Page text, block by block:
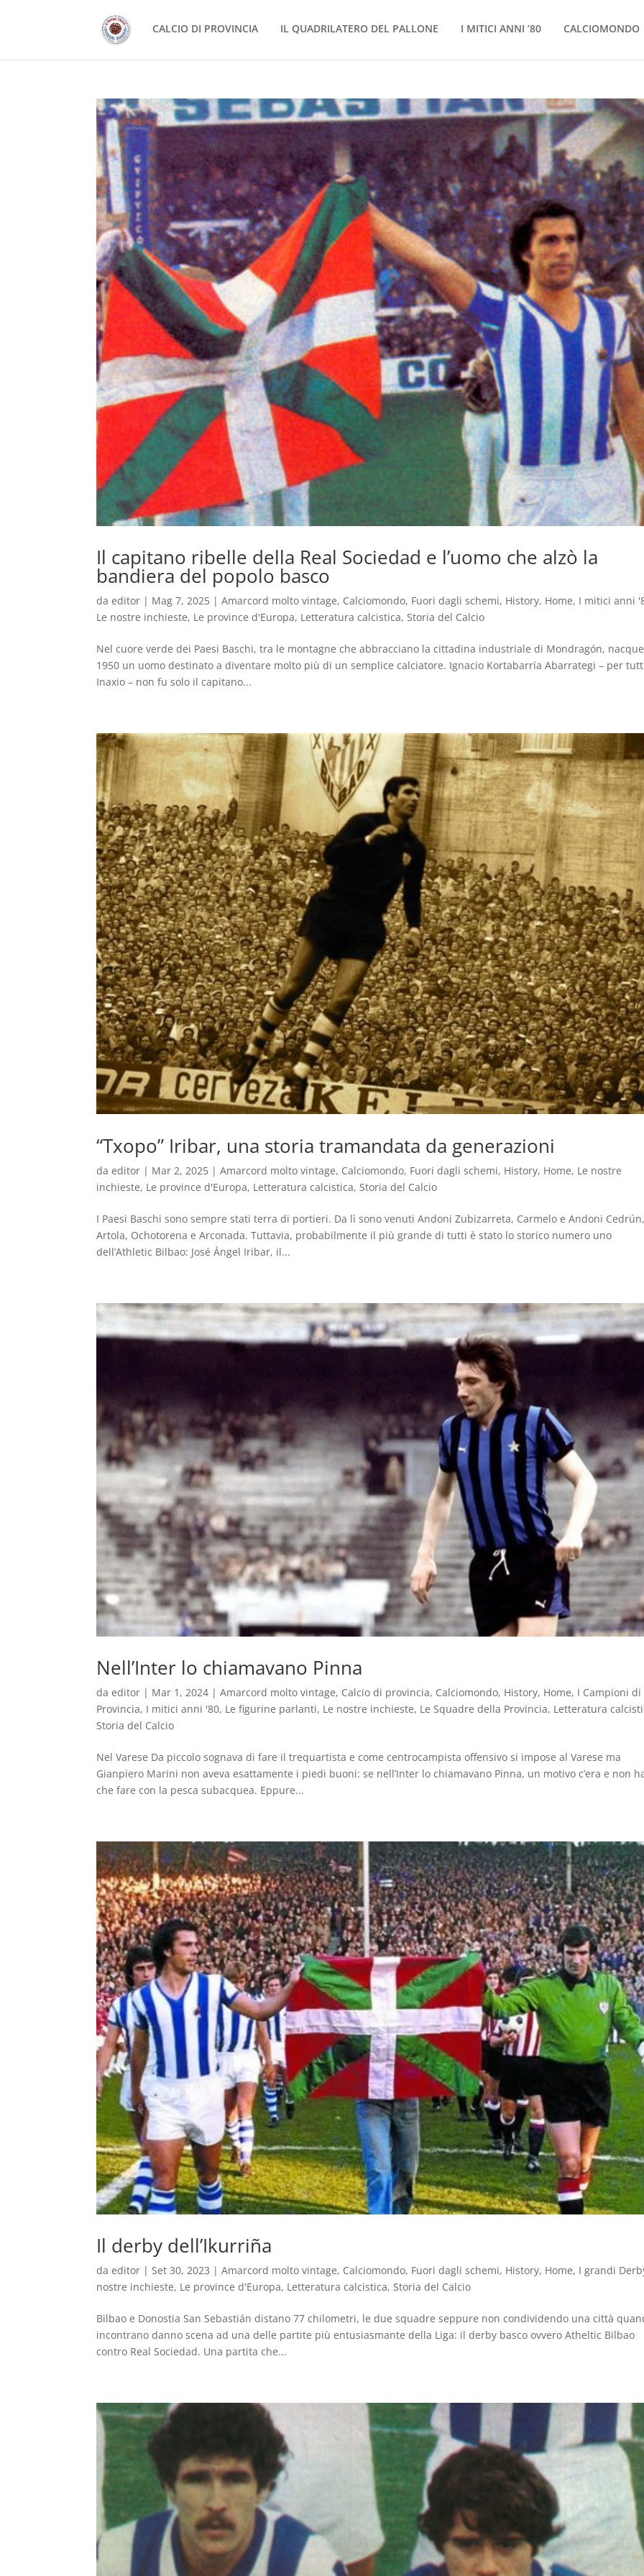
CALCIO DI PROVINCIA IL QUADRILATERO DEL PALLONE I MITICI ANNI ’80 CALCIOMONDO
Il capitano ribelle della Real Sociedad e l’uomo che alzò la
bandiera del popolo basco
daeditor | Mag 7, 2025 |Amarcord molto vintage, Calciomondo, Fuori dagli schemi, History, Home, I mitici anni
Le nostre inchieste, Le province d'Europa, Letteratura calcistica,Storia del Calcio
Nel cuore verde dei Paesi Baschi, tra le montagne che abbracciano la cittadina industriale di Mondragón,
1950 un uomo destinato a diventare molto più di un semplice calciatore. Ignacio Kortabarría Abarrategi – per
Inaxio – non fu solo il capitano...
“Txopo” Iribar, una storia tramandata da generazioni
daeditor | Mar 2, 2025 |Amarcord molto vintage, Calciomondo, Fuori dagli schemi, History, Home, Le nostre
inchieste, Le province d'Europa, Letteratura calcistica, Storia del Calcio
I Paesi Baschi sono sempre stati terra di portieri. Da lì sono venuti Andoni Zubizarreta, Carmelo e Andoni
Artola, Ochotorena e Arconada. Tuttavia, probabilmente il più grande di tutti è stato lo storico numero uno
dell’Athletic Bilbao: José Ángel Iribar, il...
Nell’Inter lo chiamavano Pinna
daeditor | Mar 1, 2024 |Amarcord molto vintage, Calcio di provincia, Calciomondo, History, Home, I Campioni di
Provincia, I mitici anni '80, Le figurine parlanti, Le nostre inchieste, Le Squadre della Provincia, Letteratura
Storia del Calcio
Nel Varese Da piccolo sognava di fare il trequartista e come centrocampista offensivo si impose al Varese ma
Gianpiero Marini non aveva esattamente i piedi buoni: se nell’Inter lo chiamavano Pinna, un motivo c’era e non
che fare con la pesca subacquea. Eppure...
Il derby dell’Ikurriña
daeditor |Set 30, 2023 |Amarcord molto vintage, Calciomondo, Fuori dagli schemi, History, Home, I grandi
nostre inchieste, Le province d'Europa, Letteratura calcistica,Storia del Calcio
Bilbao e Donostia San Sebastián distano 77 chilometri, le due squadre seppure non condividendo una città
incontrano danno scena ad una delle partite più entusiasmante della Liga: il derby basco ovvero Atheltic Bilbao
contro Real Sociedad. Una partita che...